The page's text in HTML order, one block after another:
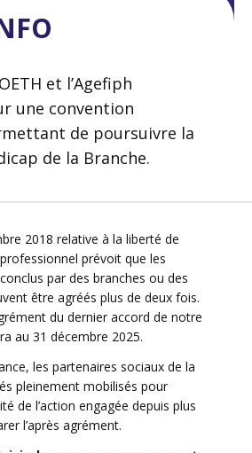
et l’Agefiph
une convention
de poursuivre la
de la Branche.
2018 relative à la liberté de
prévoit que les
par des branches ou des
être agréés plus de deux fois.
du dernier accord de notre
au 31 décembre 2025.
les partenaires sociaux de la
pleinement mobilisés pour
de l’action engagée depuis plus
l’après agrément.